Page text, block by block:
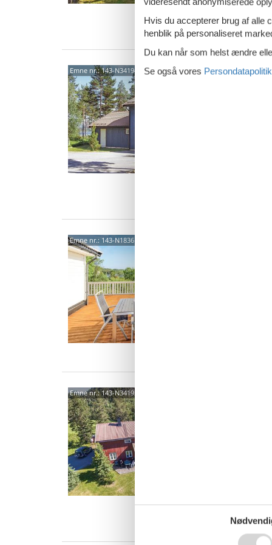
5
Emne nr.:143-N34194
Emne nr.: 143-N18361
Emne nr.:143-N34192
Hvis du accepterer brug af alle
henblik på personaliseret
Du kan når som helst ændre
Se også vores Persondatapolitik